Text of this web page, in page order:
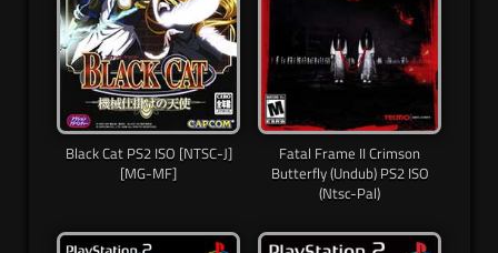
Black Cat PS2 ISO [NTSC-J]
[MG-MF]
Fatal Frame II Crimson
Butterfly (Undub) PS2 ISO
(Ntsc-Pal)